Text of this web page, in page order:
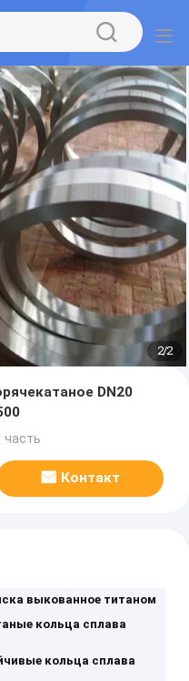
2/2
DN20
часть
Контакт
выкованное титаном
кольца сплава
кольца сплава